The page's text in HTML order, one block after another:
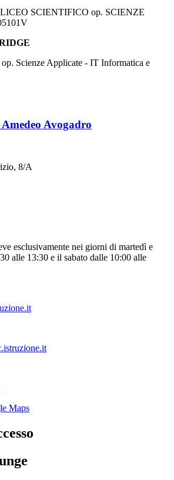
SCIENTIFICO op. SCIENZE
Scienze Applicate - IT Informatica e
Avogadro
8/A
esclusivamente nei giorni di martedì e
alle 13:30 e il sabato dalle 10:00 alle
Maps